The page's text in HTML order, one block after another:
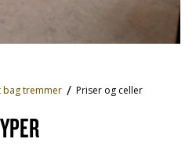
bag tremmer Priser og celler